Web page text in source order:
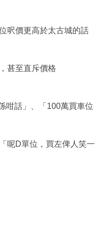
呎價更高於太古城的話
甚至直斥價格
咁話」、「100萬買車位
呢D單位，買左俾人笑一